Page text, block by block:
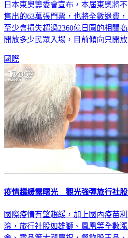
日本東奧籌委會宣布，本屆東奧將
售出的63萬張門票，也將全數退費
至少會損失超過2360億日圓的相關
開放多少民眾入場，目前傾向只開放
國際
疫情趨緩露曙光 觀光強彈旅行社
國際疫情有望趨緩，加上國內疫苗
滾，旅行社股如雄獅、鳳凰等全數